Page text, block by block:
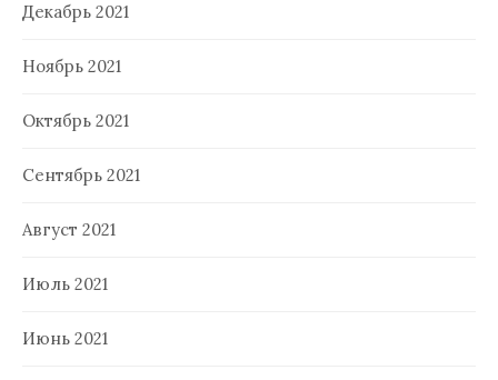
Декабрь 2021
Ноябрь 2021
Октябрь 2021
Сентябрь 2021
Август 2021
Июль 2021
Июнь 2021